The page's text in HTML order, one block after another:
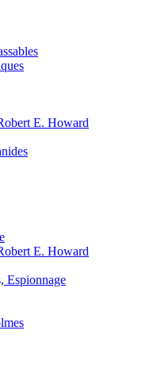
E. Howard
E. Howard
Espionnage